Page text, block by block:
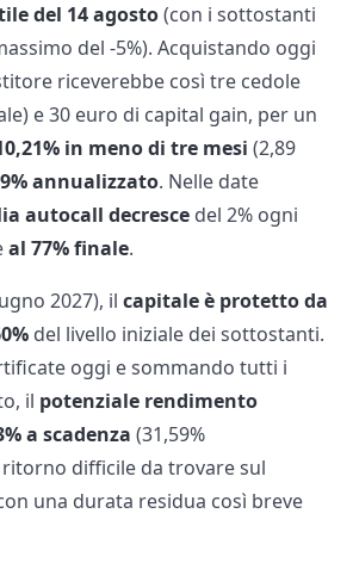
del 14 agosto(con i sottostanti
del -5%). Acquistando oggi
riceverebbe così tre cedole
e 30 euro di capital gain, per un
in meno di tre mesi (2,89
annualizzato. Nelle date
autocall decresce del 2% ogni
al 77% finale.
2027), il capitale è protettoda
del livello iniziale dei sottostanti.
oggi e sommando tutti i
il potenziale rendimento
a scadenza (31,59%
difficile da trovare sul
una durata residua così breve